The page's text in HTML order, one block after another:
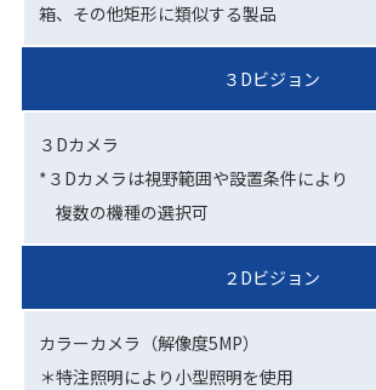
箱、その他矩形に類似する製品
３Dビジョン
３Dカメラ
*３Dカメラは視野範囲や設置条件により
複数の機種の選択可
２Dビジョン
カラーカメラ（解像度5MP）
＊特注照明により小型照明を使用